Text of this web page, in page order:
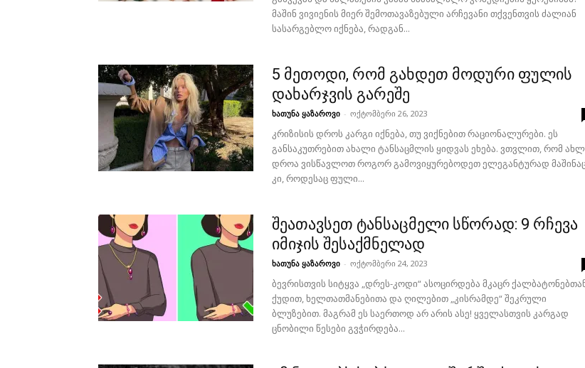
მაშინ ვივიენის მიერ შემოთავაზებული არჩევანი თქვენთვის ძალიან
სასარგებლო იქნება, რადგან...
5 მეთოდი, რომ გახდეთ მოდური ფულის
დახარჯვის გარეშე
ხათუნა ყაზაროვი - ოქტომბერი 26, 2023
კრიზისის დროს კარგი იქნება, თუ ვიქნებით რაციონალურები. ეს
განსაკუთრებით ახალი ტანსაცმლის ყიდვას ეხება. ვთვლით, რომ
დროა ვისწავლოთ როგორ გამოვიყურებოდეთ ელეგანტურად
კი, როდესაც ფული...
შეათავსეთ ტანსაცმელი სწორად: 9 რჩევა
იმიჯის შესაქმნელად
ხათუნა ყაზაროვი - ოქტომბერი 24, 2023
ბევრისთვის სიტყვა „დრეს-კოდი“ ასოცირდება მკაცრ
ქუდით, ხელთათმანებითა და ღილებით „კისრამდე“ შეკრული
ბლუზებით. მაგრამ ეს საერთოდ არ არის ასე! ყველასთვის კარგად
ცნობილი წესები გვჭირდება...